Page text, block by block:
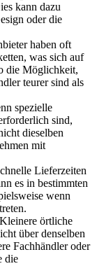
kann dazu
oder die
haben oft
was sich auf
die Möglichkeit,
teurer sind als
spezielle
sind,
dieselben
mit
Lieferzeiten
es in bestimmten
wenn
örtliche
über denselben
Fachhändler oder
die